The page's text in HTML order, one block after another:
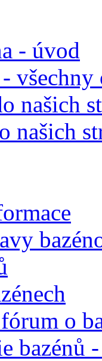
- úvod
všechny
našich
našich
o
bazénů